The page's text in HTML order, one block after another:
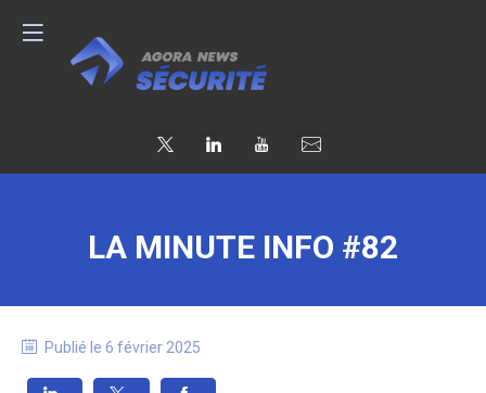
LA MINUTE INFO #82
Publié le 6 février 2025